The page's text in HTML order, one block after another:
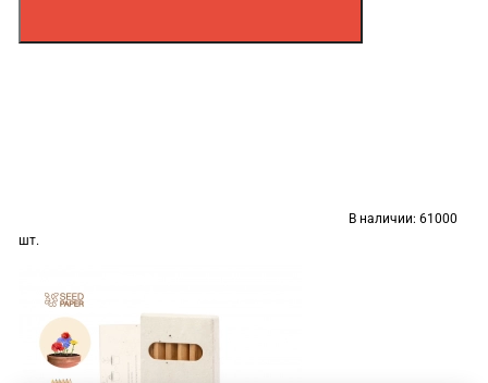
В наличии: 61000
шт.